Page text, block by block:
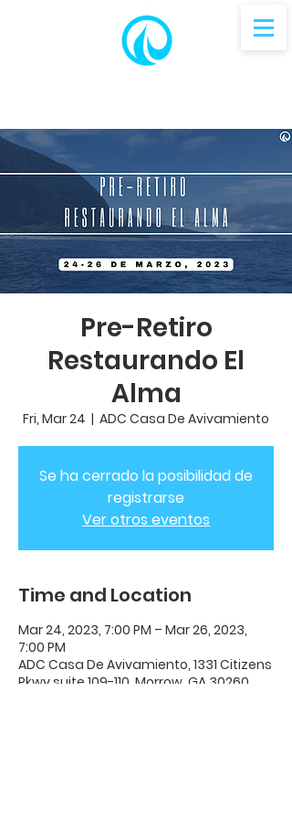
Pre-Retiro
Restaurando El
Alma
Fri, Mar 24
  |
ADC Casa De Avivamiento
Se ha cerrado la posibilidad de
registrarse
Ver otros eventos
Time and Location
Mar 24, 2023, 7:00 PM – Mar 26, 2023,
7:00 PM
ADC Casa De Avivamiento, 1331 Citizens
Pkwy suite 109-110, Morrow, GA 30260,